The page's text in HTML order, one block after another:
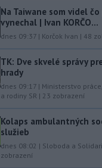
Na Taiwane som videl
vynechal | Ivan KORČO...
dnes 09:37 | Korčok Ivan | 48
TK: Dve skvelé správy
hrady
dnes 09:17 | Ministerstvo
a rodiny SR | 23 zobrazení
Kolaps ambulantných
služieb
dnes 08:02 | Sloboda a
zobrazení